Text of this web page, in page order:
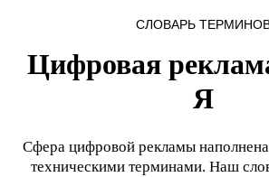
СЛОВАРЬ
Цифровая
Я
Сфера цифровой рекламы
техническими терминами. Наш